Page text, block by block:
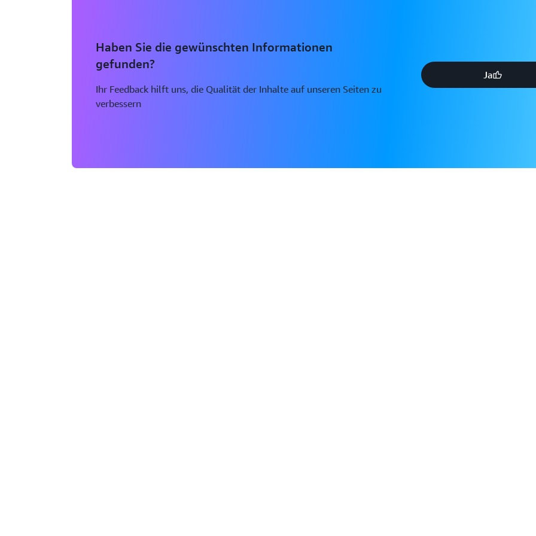
Haben Sie die gewünschten Informationen
gefunden?
Ihr Feedback hilft uns, die Qualität der Inhalte auf unseren Seiten zu
verbessern
Ja